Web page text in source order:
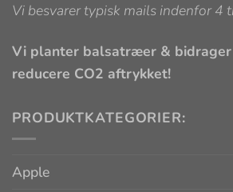
Vi besvarer typisk mails indenfor 4
Vi planter balsatræer &
reducere CO2 aftrykket!
PRODUKTKATEGORIER:
Apple